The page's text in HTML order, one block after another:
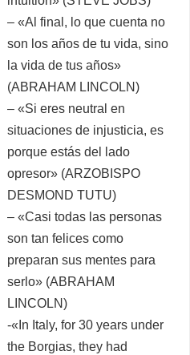
– «Al final, lo que cuenta no
son los años de tu vida, sino
la vida de tus años»
(ABRAHAM LINCOLN)
– «Si eres neutral en
situaciones de injusticia, es
porque estás del lado
opresor» (ARZOBISPO
DESMOND TUTU)
– «Casi todas las personas
son tan felices como
preparan sus mentes para
serlo» (ABRAHAM
LINCOLN)
-«In Italy, for 30 years under
the Borgias, they had